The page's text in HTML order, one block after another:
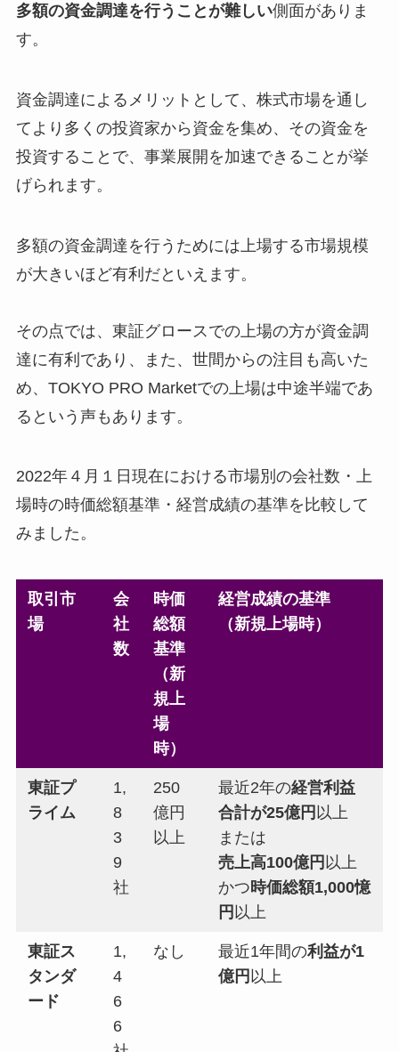
多額の資金調達を行うことが難しい側面がありま
す。
資金調達によるメリットとして、株式市場を通し
てより多くの投資家から資金を集め、その資金を
投資することで、事業展開を加速できることが挙
げられます。
多額の資金調達を行うためには上場する市場規模
が大きいほど有利だといえます。
その点では、東証グロースでの上場の方が資金調
達に有利であり、また、世間からの注目も高いた
め、TOKYO PRO Marketでの上場は中途半端であ
るという声もあります。
2022年４月１日現在における市場別の会社数・上
場時の時価総額基準・経営成績の基準を比較して
みました。
取引市
場
会
社
数
時価
総額
基準
（新
規上
場
時）
経営成績の基準
（新規上場時）
東証プ
ライム
1,
8
3
9
社
250
億円
以上
最近2年の経営利益
合計が25億円 以上
または
売上高100億円 以上
かつ時価総額1,000憶
円 以上
東証ス
タンダ
ード
1,
4
6
6
なし 最近1年間の利益が1
億円 以上